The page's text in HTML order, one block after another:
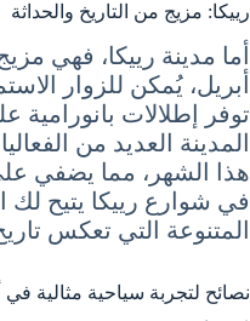
رييكا: مزيج من التاريخ والحداثة
أما مدينة رييكا، فهي
أبريل، يُمكن للزوار
توفر إطلالات بانورامية
المدينة العديد من
هذا الشهر، مما يضفي
في شوارع رييكا يتيح لك
المتنوعة التي تعكس
نصائح لتجربة سياحية مثالية في